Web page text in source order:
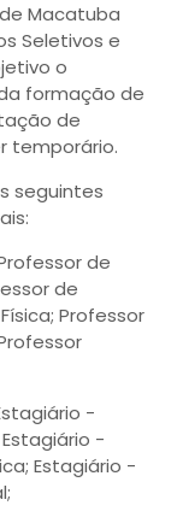
Macatuba
Seletivos e
o
formação de
de
temporário.
seguintes
de
de
Professor
-
-
Estagiário -